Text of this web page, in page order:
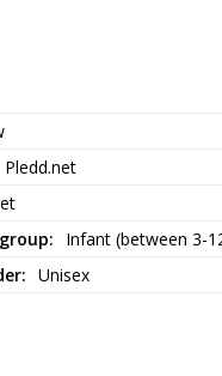
Pledd.net
Infant (between 3-
Unisex